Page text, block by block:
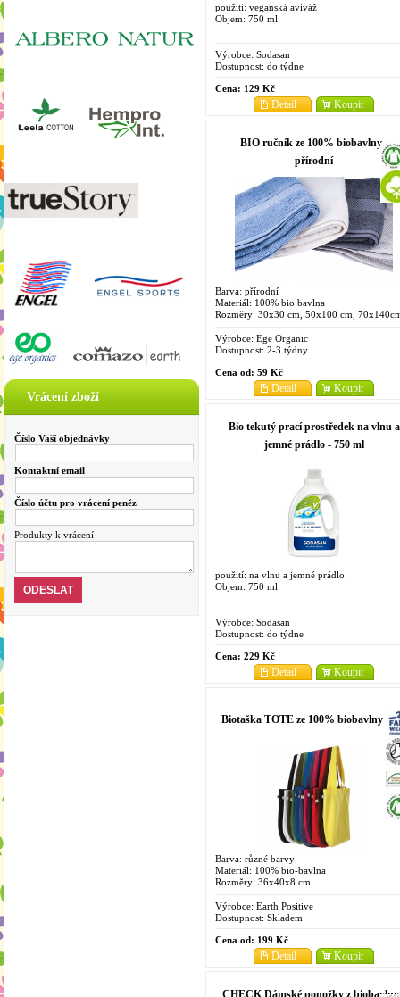
Vrácení zboží
Číslo Vaší objednávky
Kontaktní email
Číslo účtu pro vrácení peněz
Produkty k vrácení
použití: veganská aviváž
Objem: 750 ml
Výrobce: Sodasan
Dostupnost: do týdne
Cena: 129 Kč
Koupit
Detail
BIO ručník ze 100% biobavlny -
přírodní
Barva: přírodní
Materiál: 100% bio bavlna
Rozměry: 30x30 cm, 50x100 cm,
Výrobce: Ege Organic
Dostupnost: 2-3 týdny
Cena od: 59 Kč
Koupit
Detail
Bio tekutý prací prostředek na vlnu a
jemné prádlo - 750 ml
použití: na vlnu a jemné prádlo
Objem: 750 ml
Výrobce: Sodasan
Dostupnost: do týdne
Cena: 229 Kč
Koupit
Detail
Biotaška TOTE ze 100% biobavlny
Barva: různé barvy
Materiál: 100% bio-bavlna
Rozměry: 36x40x8 cm
Výrobce: Earth Positive
Dostupnost: Skladem
Cena od: 199 Kč
Koupit
Detail
CHECK Dámské ponožky z